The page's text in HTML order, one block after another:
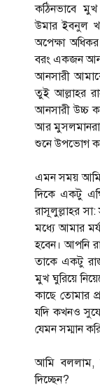
কঠিনভাবে
উমার ইবনুল
অপেক্ষা
বরং একজন
আনসারী
তুই আল্লাহর
আনসারী উচ্চ
আর মুসলমানরা
শুনে উপভোগ
এমন সময় আমি
দিকে একটু
রাসূলুল্লাহর
মধ্যে আমার
হবেন। আপনি
তাকে একটু
মুখ ঘুরিয়ে
কাছে তোমার
যদি কখনও
যেমন সম্মান
আমি বললাম,
দিচ্ছেন?